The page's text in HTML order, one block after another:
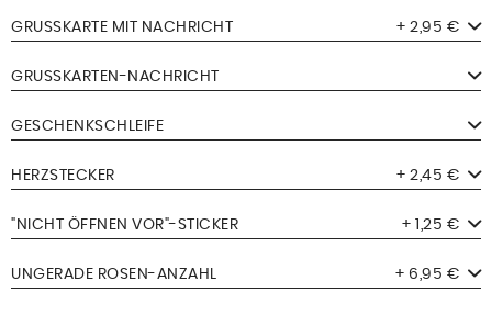
GRUSSKARTE MIT NACHRICHT + 2,95 €
GRUSSKARTEN-NACHRICHT
GESCHENKSCHLEIFE
HERZSTECKER + 2,45 €
"NICHT ÖFFNEN VOR"-STICKER + 1,25 €
UNGERADE ROSEN-ANZAHL + 6,95 €